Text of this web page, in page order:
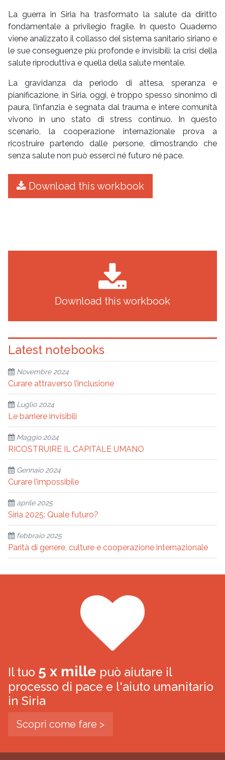
La guerra in Siria ha trasformato la salute da diritto
fondamentale a privilegio fragile. In questo Quaderno
viene analizzato il collasso del sistema sanitario siriano e
le sue conseguenze più profonde e invisibili: la crisi della
salute riproduttiva e quella della salute mentale.
La gravidanza da periodo di attesa, speranza e
pianificazione, in Siria, oggi, è troppo spesso sinonimo di
paura, l’infanzia è segnata dal trauma e intere comunità
vivono in uno stato di stress continuo. In questo
scenario, la cooperazione internazionale prova a
ricostruire partendo dalle persone, dimostrando che
senza salute non può esserci né futuro né pace.
Download this workbook
Download this workbook
Latest notebooks
Novembre 2024
Curare attraverso l’inclusione
Luglio 2024
Le barriere invisibili
Maggio 2024
RICOSTRUIRE IL CAPITALE UMANO
Gennaio 2024
Curare l’impossibile
aprile 2025
Siria 2025: Quale futuro?
febbraio 2025
Parità di genere, culture e cooperazione internazionale
Il tuo 5 x mille può aiutare il
processo di pace e l'aiuto umanitario
in Siria
Scopri come fare >